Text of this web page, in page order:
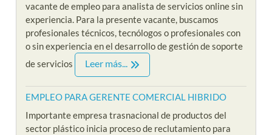
vacante de empleo para analista de servicios online sin
experiencia. Para la presente vacante, buscamos
profesionales técnicos, tecnólogos o profesionales con
o sin experiencia en el desarrollo de gestión de soporte
de servicios
Leer más...
EMPLEO PARA GERENTE COMERCIAL HIBRIDO
Importante empresa trasnacional de productos del
sector plástico inicia proceso de reclutamiento para